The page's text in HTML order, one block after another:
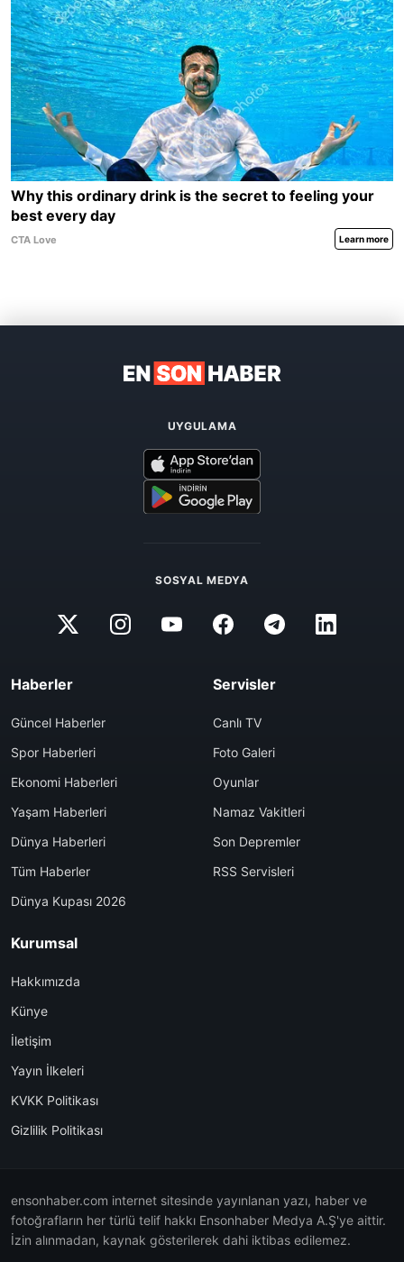
UYGULAMA
SOSYAL MEDYA
Haberler
Güncel Haberler
Spor Haberleri
Ekonomi Haberleri
Yaşam Haberleri
Dünya Haberleri
Tüm Haberler
Dünya Kupası 2026
Servisler
Canlı TV
Foto Galeri
Oyunlar
Namaz Vakitleri
Son Depremler
RSS Servisleri
Kurumsal
Hakkımızda
Künye
İletişim
Yayın İlkeleri
KVKK Politikası
Gizlilik Politikası
ensonhaber.com internet sitesinde yayınlanan yazı, haber ve
fotoğrafların her türlü telif hakkı Ensonhaber Medya A.Ş'ye aittir.
İzin alınmadan, kaynak gösterilerek dahi iktibas edilemez.